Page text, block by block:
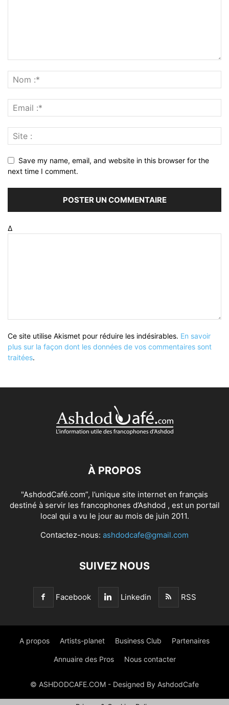
Save my name, email, and website in this browser for the
next time I comment.
Δ
Ce site utilise Akismet pour réduire les indésirables. En savoir
plus sur la façon dont les données de vos commentaires sont
traitées.
À PROPOS
"AshdodCafé.com”, l’unique site internet en français
destiné à servir les francophones d’Ashdod , est un portail
local qui a vu le jour au mois de juin 2011.
Contactez-nous: ashdodcafe@gmail.com
SUIVEZ NOUS
Facebook Linkedin RSS
A propos Artists-planet Business Club Partenaires
Annuaire des Pros Nous contacter
© ASHDODCAFE.COM - Designed By AshdodCafe